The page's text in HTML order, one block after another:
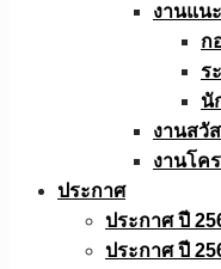
งานแน
ก
ร
นั
งานสวั
งานโค
ประกาศ
ประกาศ ปี
ประกาศ ปี